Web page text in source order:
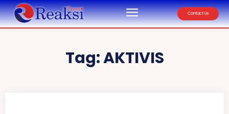
Contact Us
Tag:AKTIVIS